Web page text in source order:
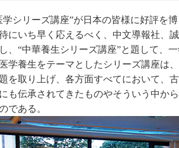
シリーズ講座”が日本の皆様に好評を
にいち早く応えるべく、中文導報社、
、“中華養生シリーズ講座”と題して、
学養生をテーマとしたシリーズ講座は
を取り上げ、各方面すべてにおいて、
も伝承されてきたものやそういう中か
である。